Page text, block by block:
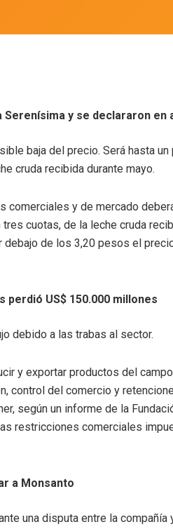
y se declararon en
baja del precio. Será hasta un
cruda recibida durante mayo.
comerciales y de mercado
cuotas, de la leche cruda
de los 3,20 pesos el
perdió US$ 150.000 millones
debido a las trabas al sector.
y exportar productos del
control del comercio y
según un informe de la
restricciones comerciales
a Monsanto
una disputa entre la compañía